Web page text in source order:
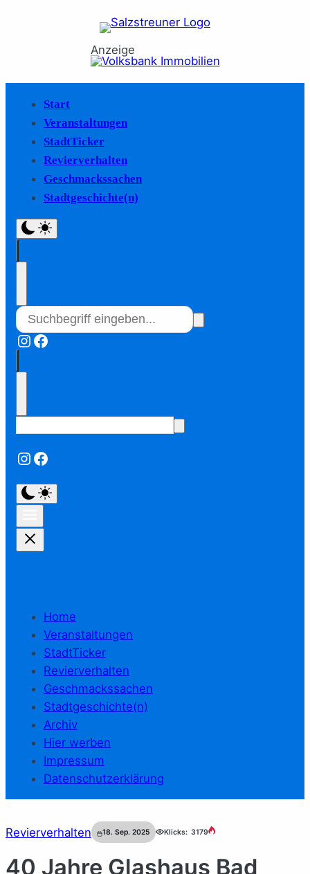
Anzeige
Start
Veranstaltungen
StadtTicker
Revierverhalten
Geschmackssachen
Stadtgeschichte(n)
Instagram
Facebook
Instagram
Facebook
Home
Veranstaltungen
StadtTicker
Revierverhalten
Geschmackssachen
Stadtgeschichte(n)
Archiv
Hier werben
Impressum
Datenschutzerklärung
Revierverhalten 18. Sep. 2025 Klicks: 3179
40 Jahre Glashaus Bad